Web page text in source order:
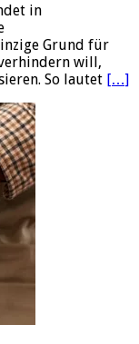
in
Grund für
will,
So lautet […]